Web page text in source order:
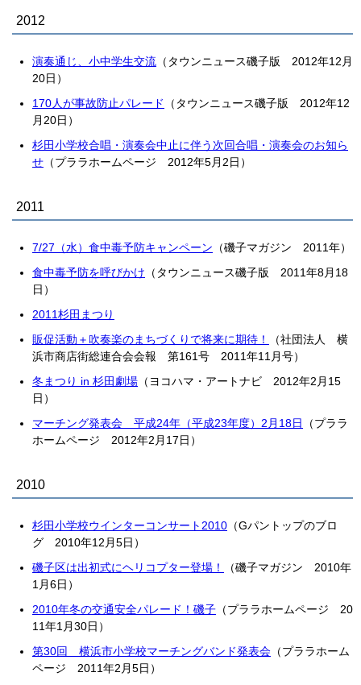
2012
演奏通じ、小中学生交流 （タウンニュース磯子版 2012年12月
20日）
170人が事故防止パレード
（タウンニュース磯子版 2012年12
月20日）
杉田小学校合唱・演奏会中止に伴う次回合唱・演奏会のお知ら
せ （プララホームページ 2012年5月2日）
2011
7/27（水）食中毒予防キャンペーン （磯子マガジン 2011年）
食中毒予防を呼びかけ （タウンニュース磯子版 2011年8月18
日）
2011杉田まつり
販促活動＋吹奏楽のまちづくりで将来に期待！
（社団法人 横
浜市商店街総連合会会報 第161号 2011年11月号）
冬まつり in 杉田劇場 （ヨコハマ・アートナビ 2012年2月15
日）
マーチング発表会 平成24年（平成23年度）2月18日
（プララ
ホームページ 2012年2月17日）
2010
杉田小学校ウインターコンサート2010 （Gパントップのブロ
グ 2010年12月5日）
磯子区は出初式にヘリコプター登場！
（磯子マガジン 2010年
1月6日）
2010年冬の交通安全パレード！磯子 （プララホームページ 20
11年1月30日）
第30回 横浜市小学校マーチングバンド発表会 （プララホーム
ページ 2011年2月5日）